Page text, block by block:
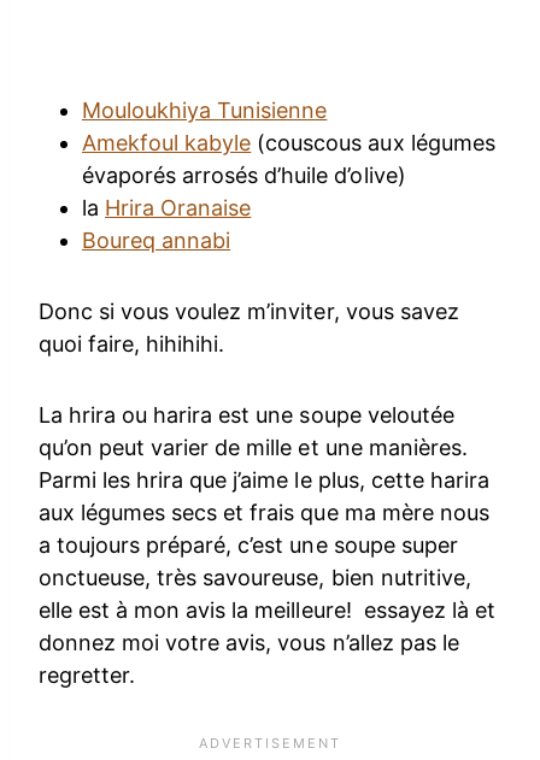
Mouloukhiya Tunisienne
Amekfoul kabyle (couscous aux légumes
évaporés arrosés d’huile d’olive)
la Hrira Oranaise
Boureq annabi
Donc si vous voulez m’inviter, vous savez
quoi faire, hihihihi.
La hrira ou harira est une soupe veloutée
qu’on peut varier de mille et une manières.
Parmi les hrira que j’aime le plus, cette harira
aux légumes secs et frais que ma mère nous
a toujours préparé, c’est une soupe super
onctueuse, très savoureuse, bien nutritive,
elle est à mon avis la meilleure! essayez là et
donnez moi votre avis, vous n’allez pas le
regretter.